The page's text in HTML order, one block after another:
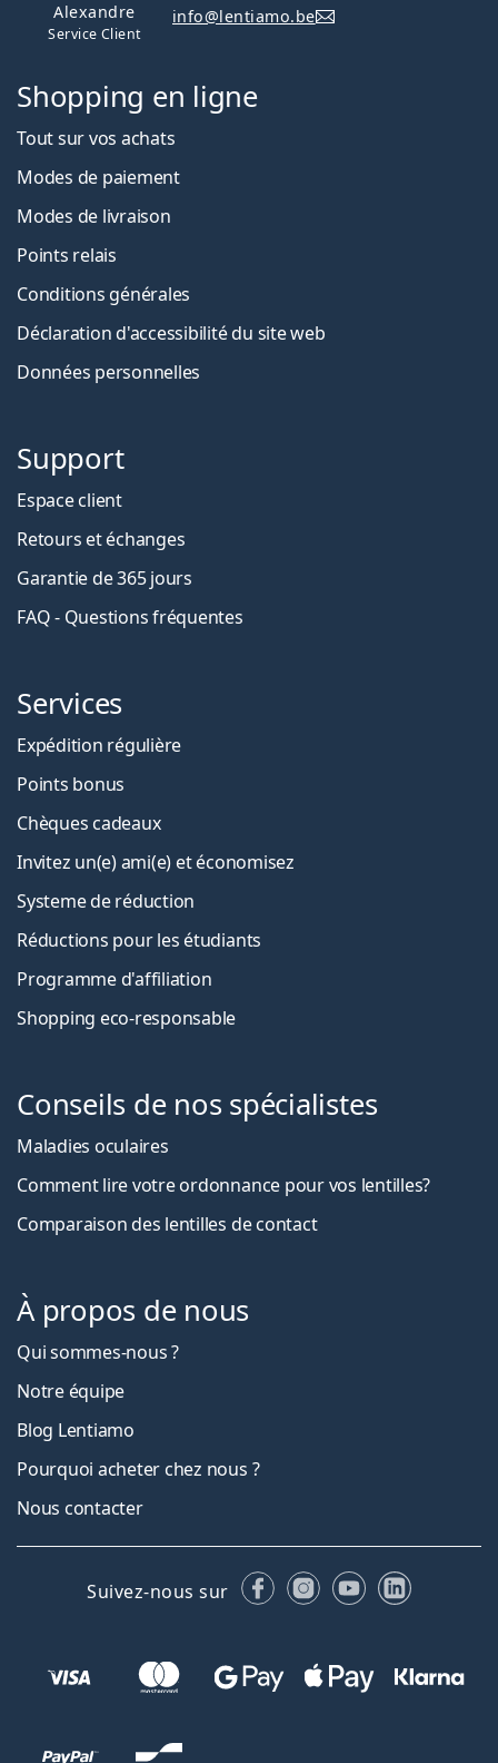
Alexandre
Service Client
info@lentiamo.be
Shopping en ligne
Tout sur vos achats
Modes de paiement
Modes de livraison
Points relais
Conditions générales
Déclaration d'accessibilité du site web
Données personnelles
Support
Espace client
Retours et échanges
Garantie de 365 jours
FAQ - Questions fréquentes
Services
Expédition régulière
Points bonus
Chèques cadeaux
Invitez un(e) ami(e) et économisez
Systeme de réduction
Réductions pour les étudiants
Programme d'affiliation
Shopping eco-responsable
Conseils de nos spécialistes
Maladies oculaires
Comment lire votre ordonnance pour vos lentilles?
Comparaison des lentilles de contact
À propos de nous
Qui sommes-nous ?
Notre équipe
Blog Lentiamo
Pourquoi acheter chez nous ?
Nous contacter
Suivez-nous sur FacebookInstagram
YouTubeLinkedIn